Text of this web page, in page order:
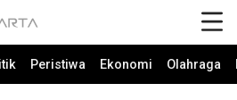
Peristiwa Ekonomi Olahraga